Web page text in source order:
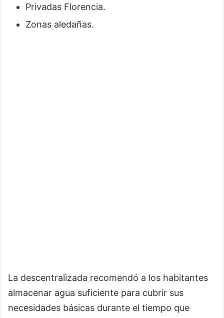
Privadas Florencia.
Zonas aledañas.
La descentralizada recomendó a los habitantes
almacenar agua suficiente para cubrir sus
necesidades básicas durante el tiempo que